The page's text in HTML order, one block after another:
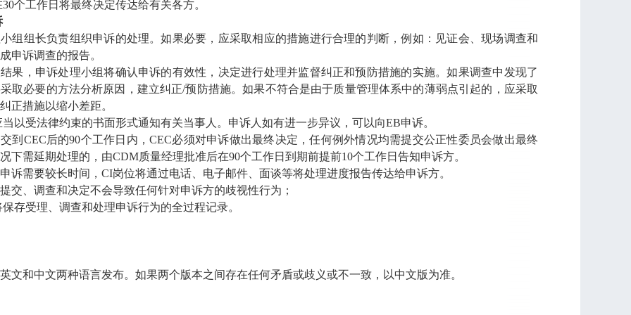
30个工作日将最终决定传达给有关各方。
组组长负责组织申诉的处理。如果必要，应采取相应的措施进行合理的判断，例如：见证会、现场调查和
申诉调查的报告。
果，申诉处理小组将确认申诉的有效性，决定进行处理并监督纠正和预防措施的实施。如果调查中发现了
取必要的方法分析原因，建立纠正/预防措施。如果不符合是由于质量管理体系中的薄弱点引起的，应采取
正措施以缩小差距。
当以受法律约束的书面形式通知有关当事人。申诉人如有进一步异议，可以向EB申诉。
到CEC后的90个工作日内，CEC必须对申诉做出最终决定，任何例外情况均需提交公正性委员会做出最终
下需延期处理的，由CDM质量经理批准后在90个工作日到期前提前10个工作日告知申诉方。
诉需要较长时间，CI岗位将通过电话、电子邮件、面谈等将处理进度报告传达给申诉方。
交、调查和决定不会导致任何针对申诉方的歧视性行为；
保存受理、调查和处理申诉行为的全过程记录。
文和中文两种语言发布。如果两个版本之间存在任何矛盾或歧义或不一致，以中文版为准。